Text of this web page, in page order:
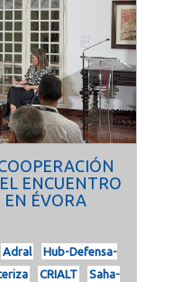
ENCUENTRO
EN ÉVORA
Adral
Hub-Defensa-
CRIALT
Saha-